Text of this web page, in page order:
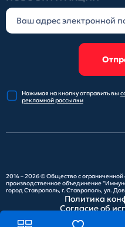
Нажимая на кнопку отправитьвы
рекламной рассылки
2014 – 2026 ©Общество с ограниченной
производственное объединение
город Ставрополь, г. Ставрополь, ул.
Политика
Согласие об